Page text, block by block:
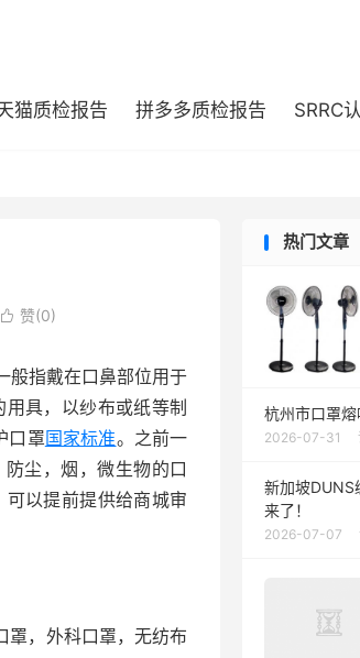
猫质检报告 拼多多质检报告 SRRC
 赞(0)
般指戴在口鼻部位用于
具，以纱布或纸等制
口罩国家标准。之前一
尘，烟，微生物的口
以提前提供给商城审
罩，外科口罩，无纺布
热门文章
杭州市口罩
2026-07-31
新加坡DUNS
来了！
2026-07-07